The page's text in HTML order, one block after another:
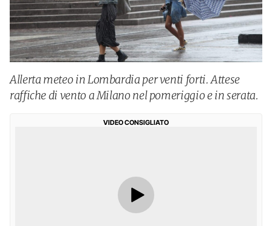
Allerta meteo in Lombardia per venti forti. Attese
raffiche di vento a Milano nel pomeriggio e in serata.
VIDEO CONSIGLIATO